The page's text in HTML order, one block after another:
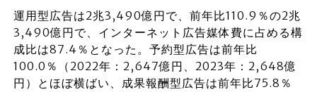
運用型広告は2兆3,490億円で、前年比110.9％の2兆
3,490億円で、インターネット広告媒体費に占める構
成比は87.4％となった。予約型広告は前年比
100.0％（2022年：2,647億円、2023年：2,648億
円）とほぼ横ばい、成果報酬型広告は前年比75.8％